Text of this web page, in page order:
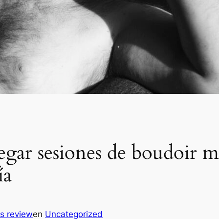
sesiones de boudoir
reviewen Uncategorized